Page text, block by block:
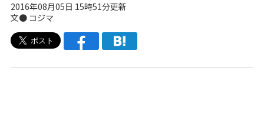
2016年08月05日 15時51分更新
文● コジマ